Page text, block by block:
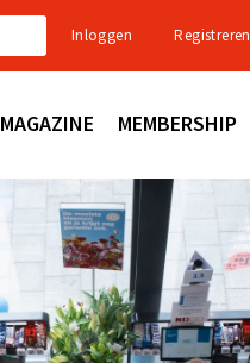
Inloggen Registreren
MAGAZINE MEMBERSHIP